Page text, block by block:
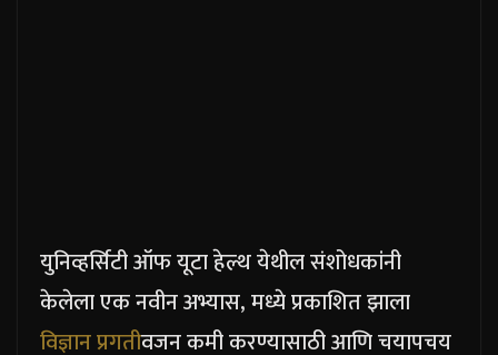
युनिव्हर्सिटी ऑफ यूटा हेल्थ येथील संशोधकांनी
केलेला एक नवीन अभ्यास, मध्ये प्रकाशित झाला
विज्ञान प्रगतीवजन कमी करण्यासाठी आणि चयापचय